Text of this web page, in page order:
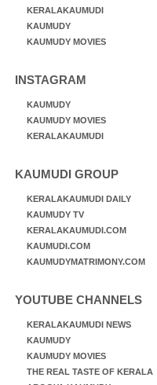
KERALAKAUMUDI
KAUMUDY
KAUMUDY MOVIES
INSTAGRAM
KAUMUDY
KAUMUDY MOVIES
KERALAKAUMUDI
KAUMUDI GROUP
KERALAKAUMUDI DAILY
KAUMUDY TV
KERALAKAUMUDI.COM
KAUMUDI.COM
KAUMUDYMATRIMONY.COM
YOUTUBE CHANNELS
KERALAKAUMUDI NEWS
KAUMUDY
KAUMUDY MOVIES
THE REAL TASTE OF KERALA